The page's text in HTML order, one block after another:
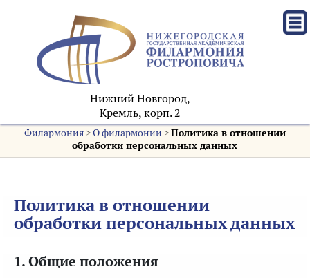
Нижний Новгород,
Кремль, корп. 2
Филармония>О филармонии >Политика в отношении
обработки персональных данных
Политика в отношении
обработки персональных данных
1. Общие положения